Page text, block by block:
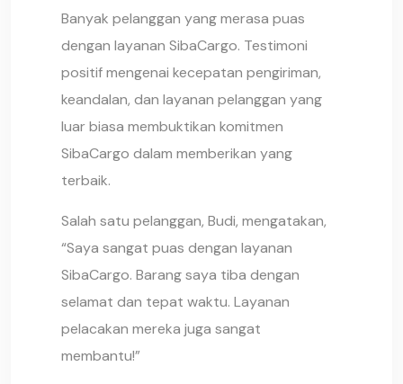
Banyak pelanggan yang merasa puas
dengan layanan SibaCargo. Testimoni
positif mengenai kecepatan pengiriman,
keandalan, dan layanan pelanggan yang
luar biasa membuktikan komitmen
SibaCargo dalam memberikan yang
terbaik.
Salah satu pelanggan, Budi, mengatakan,
“Saya sangat puas dengan layanan
SibaCargo. Barang saya tiba dengan
selamat dan tepat waktu. Layanan
pelacakan mereka juga sangat
membantu!”